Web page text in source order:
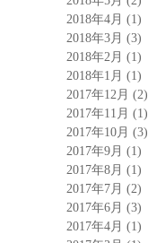
2018年4月 (1)
2018年3月 (3)
2018年2月 (1)
2018年1月 (1)
2017年12月 (2)
2017年11月 (1)
2017年10月 (3)
2017年9月 (1)
2017年8月 (1)
2017年7月 (2)
2017年6月 (3)
2017年4月 (1)